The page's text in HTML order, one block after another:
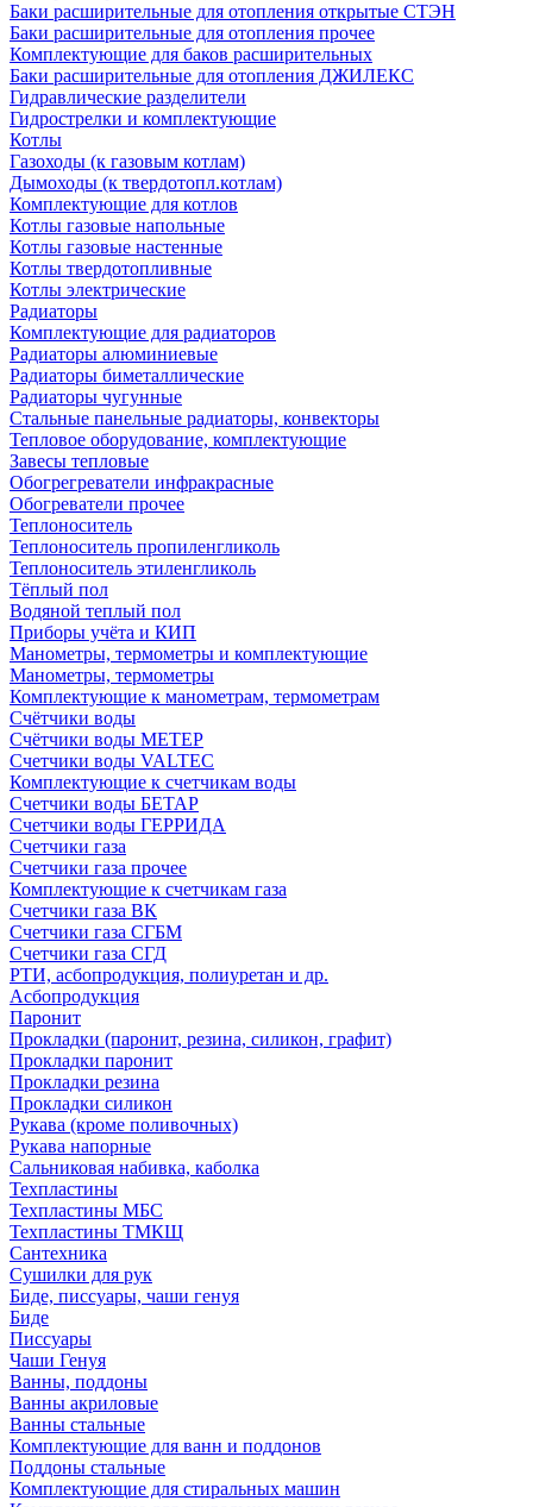
Баки расширительные для отопления открытые СТЭН
Баки расширительные для отопления прочее
Комплектующие для баков расширительных
Баки расширительные для отопления ДЖИЛЕКС
Гидравлические разделители
Гидрострелки и комплектующие
Котлы
Газоходы (к газовым котлам)
Дымоходы (к твердотопл.котлам)
Комплектующие для котлов
Котлы газовые напольные
Котлы газовые настенные
Котлы твердотопливные
Котлы электрические
Радиаторы
Комплектующие для радиаторов
Радиаторы алюминиевые
Радиаторы биметаллические
Радиаторы чугунные
Стальные панельные радиаторы, конвекторы
Тепловое оборудование, комплектующие
Завесы тепловые
Обогрегреватели инфракрасные
Обогреватели прочее
Теплоноситель
Теплоноситель пропиленгликоль
Теплоноситель этиленгликоль
Тёплый пол
Водяной теплый пол
Приборы учёта и КИП
Манометры, термометры и комплектующие
Манометры, термометры
Комплектующие к манометрам, термометрам
Счётчики воды
Счётчики воды МЕТЕР
Счетчики воды VALTEC
Комплектующие к счетчикам воды
Счетчики воды БЕТАР
Счетчики воды ГЕРРИДА
Счетчики газа
Счетчики газа прочее
Комплектующие к счетчикам газа
Счетчики газа ВК
Счетчики газа СГБМ
Счетчики газа СГД
РТИ, асбопродукция, полиуретан и др.
Асбопродукция
Паронит
Прокладки (паронит, резина, силикон, графит)
Прокладки паронит
Прокладки резина
Прокладки силикон
Рукава (кроме поливочных)
Рукава напорные
Сальниковая набивка, каболка
Техпластины
Техпластины МБС
Техпластины ТМКЩ
Сантехника
Сушилки для рук
Биде, писсуары, чаши генуя
Биде
Писсуары
Чаши Генуя
Ванны, поддоны
Ванны акриловые
Ванны стальные
Комплектующие для ванн и поддонов
Поддоны стальные
Комплектующие для стиральных машин